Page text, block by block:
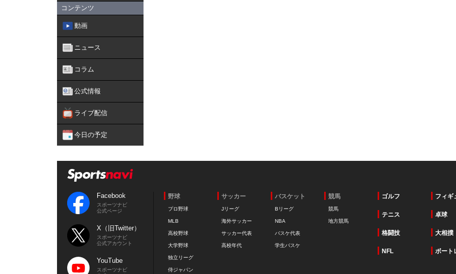
コンテンツ
動画
ニュース
コラム
公式情報
ライブ配信
今日の予定
Facebook
スポーツナビ
公式ページ
X（旧Twitter）
スポーツナビ
公式アカウント
YouTube
スポーツナビ
野球
プロ野球
MLB
高校野球
大学野球
独立リーグ
侍ジャパン
サッカー
Jリーグ
海外サッカー
サッカー代表
高校年代
バスケット
Bリーグ
NBA
バスケ代表
学生バスケ
競馬
競馬
地方競馬
ゴルフ フィギ
テニス 卓球
格闘技 大相撲
NFL ボート